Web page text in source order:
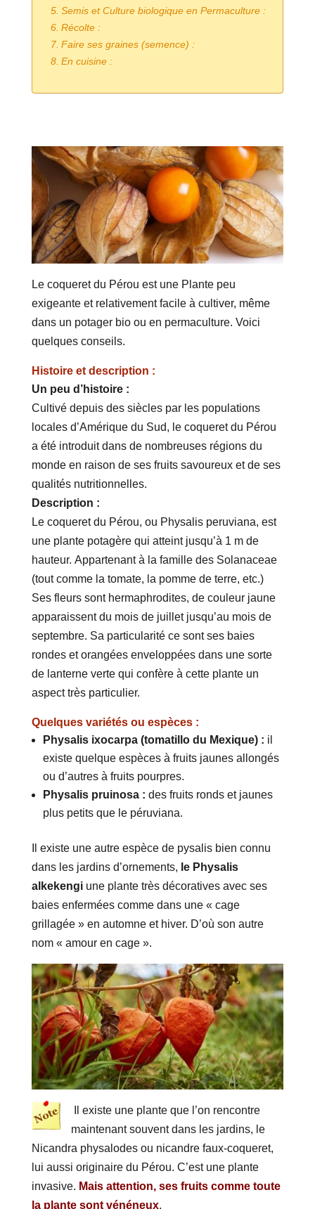
Semis et Culture biologique en Permaculture :
Récolte :
Faire ses graines (semence) :
En cuisine :
Le coqueret du Pérou est une Plante peu
exigeante et relativement facile à cultiver, même
dans un potager bio ou en permaculture. Voici
quelques conseils.
Histoire et description :
Un peu d’histoire :
Cultivé depuis des siècles par les populations
locales d’Amérique du Sud, le coqueret du Pérou
a été introduit dans de nombreuses régions du
monde en raison de ses fruits savoureux et de ses
qualités nutritionnelles.
Description :
Le coqueret du Pérou, ou Physalis peruviana, est
une plante potagère qui atteint jusqu’à 1 m de
hauteur. Appartenant à la famille des Solanaceae
(tout comme la tomate, la pomme de terre, etc.)
Ses fleurs sont hermaphrodites, de couleur jaune
apparaissent du mois de juillet jusqu’au mois de
septembre. Sa particularité ce sont ses baies
rondes et orangées enveloppées dans une sorte
de lanterne verte qui confère à cette plante un
aspect très particulier.
Quelques variétés ou espèces :
Physalis ixocarpa (tomatillo du Mexique) : il
existe quelque espèces à fruits jaunes allongés
ou d’autres à fruits pourpres.
Physalis pruinosa : des fruits ronds et jaunes
plus petits que le péruviana.
Il existe une autre espèce de pysalis bien connu
dans les jardins d’ornements, le Physalis
alkekengiune plante très décoratives avec ses
baies enfermées comme dans une « cage
grillagée » en automne et hiver. D’où son autre
nom « amour en cage ».
Il existe une plante que l’on rencontre
maintenant souvent dans les jardins, le
Nicandra physalodes ou nicandre faux-coqueret,
lui aussi originaire du Pérou. C’est une plante
invasive. Mais attention, ses fruits comme toute
la plante sont vénéneux.